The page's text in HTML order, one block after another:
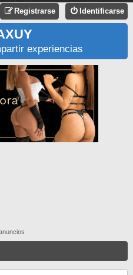
Identificarse
Registrarse
experiencias